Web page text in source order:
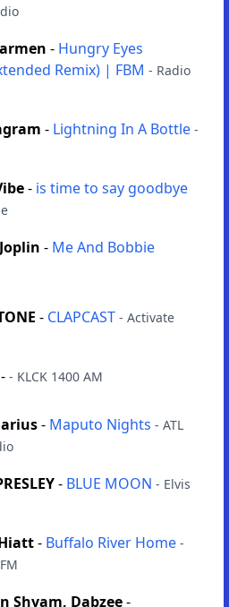
- Hungry Eyes
Remix) | FBM - Radio
- Lightning In A Bottle -
- is time to say goodbye
- Me And Bobbie
- CLAPCAST - Activate
- - KLCK 1400 AM
- Maputo Nights - ATL
- BLUE MOON - Elvis
- Buffalo River Home -
Shyam, Dabzee-